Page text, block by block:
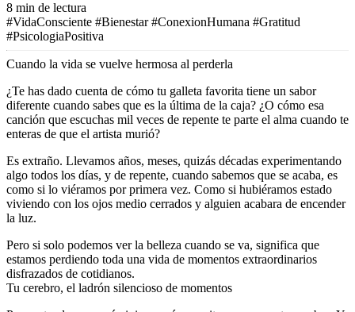
8 min de lectura
#VidaConsciente #Bienestar#ConexionHumana #Gratitud
#PsicologiaPositiva
Cuando la vida se vuelve hermosa al perderla
¿Te has dado cuenta de cómo tu galleta favorita tiene un sabor
diferente cuando sabes que es la última de la caja? ¿O cómo esa
canción que escuchas mil veces de repente te parte el alma cuando te
enteras de que el artista murió?
Es extraño. Llevamos años, meses, quizás décadas experimentando
algo todos los días, y de repente, cuando sabemos que se acaba, es
como si lo viéramos por primera vez. Como si hubiéramos estado
viviendo con los ojos medio cerrados y alguien acabara de encender
la luz.
Pero si solo podemos ver la belleza cuando se va, significa que
estamos perdiendo toda una vida de momentos extraordinarios
disfrazados de cotidianos.
Tu cerebro, el ladrón silencioso de momentos